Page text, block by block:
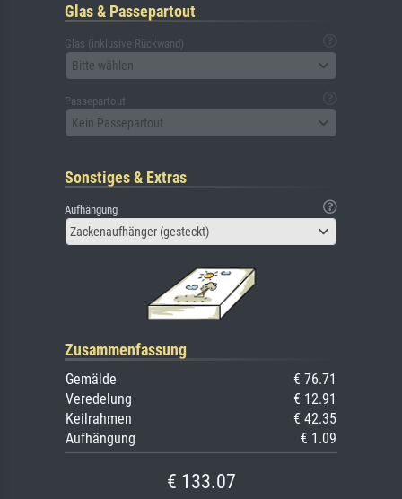
Glas & Passepartout
Glas (inklusive Rückwand)
Bitte wählen
Passepartout
Kein Passepartout
Sonstiges & Extras
Aufhängung
Zackenaufhänger (gesteckt)
Zusammenfassung
Gemälde
€ 76.71
Veredelung
€ 12.91
Keilrahmen
€ 42.35
Aufhängung
€ 1.09
€ 133.07